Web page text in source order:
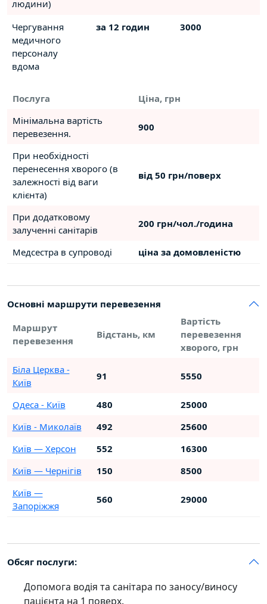
людини)
Чергування
медичного
персоналу
вдома
за 12 годин 3000
Послуга
Ціна, грн
Мінімальна вартість
перевезення.
900
При необхідності
перенесення хворого (в
залежності від ваги
клієнта)
від 50 грн/поверх
При додатковому
залученні санітарів
200 грн/чол./година
Медсестра в супроводі ціна за домовленістю
Основні маршрути перевезення
Маршрут
перевезення
Відстань, км
Вартість
перевезення
хворого, грн
Біла Церква -
Київ
91 5550
Одеса - Київ 480
25000
Київ - Миколаїв
492
25600
Київ — Херсон
552
16300
Київ — Чернігів
150
8500
Київ —
Запоріжжя
560 29000
Обсяг послуги:
Допомога водія та санітара по заносу/виносу
пацієнта на 1 поверх.